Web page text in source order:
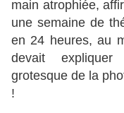
main atrophiée,
une semaine de
en 24 heures, au
devait expliquer
grotesque de la
!